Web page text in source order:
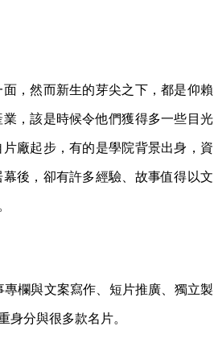
，然而新生的芽尖之下，都是仰賴
，該是時候令他們獲得多一些目光
廠起步，有的是學院背景出身，資
後，卻有許多經驗、故事值得以文
欄與文案寫作、短片推廣、獨立製
身分與很多款名片。